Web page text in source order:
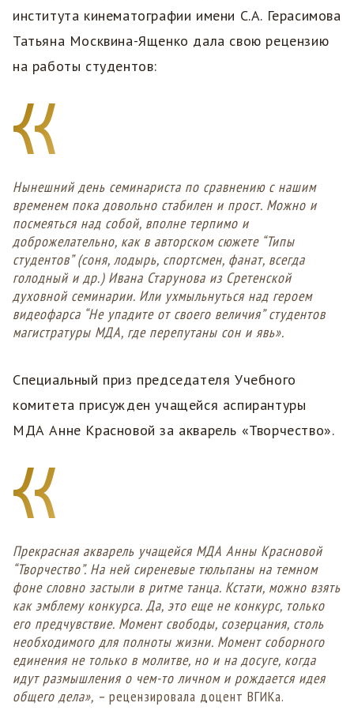
института кинематографии имени С.А. Герасимова
Татьяна Москвина-Ященко дала свою рецензию
на работы студентов:
Нынешний день семинариста по сравнению с нашим
временем пока довольно стабилен и прост. Можно и
посмеяться над собой, вполне терпимо и
доброжелательно, как в авторском сюжете “Типы
студентов” (соня, лодырь, спортсмен, фанат, всегда
голодный и др.) Ивана Старунова из Сретенской
духовной семинарии. Или ухмыльнуться над героем
видеофарса “Не упадите от своего величия” студентов
магистратуры МДА, где перепутаны сон и явь».
Специальный приз председателя Учебного
комитета присужден учащейся аспирантуры
МДА Анне Красновой за акварель «Творчество».
Прекрасная акварель учащейся МДА Анны Красновой
“Творчество”. На ней сиреневые тюльпаны на темном
фоне словно застыли в ритме танца. Кстати, можно взять
как эмблему конкурса. Да, это еще не конкурс, только
его предчувствие. Момент свободы, созерцания, столь
необходимого для полноты жизни. Момент соборного
единения не только в молитве, но и на досуге, когда
идут размышления о чем-то личном и рождается идея
общего дела», – рецензировала доцент ВГИКа.